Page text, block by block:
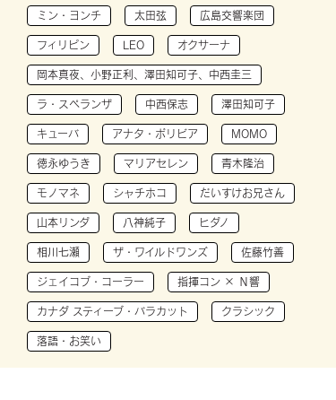
ミン・ヨンチ 太田弦 広島交響楽団
フィリピン LEO オクサーナ
岡本真夜、小野正利、澤田知可子、中西圭三
ラ・スペランザ 中西保志 澤田知可子
キューバ アナタ・ボリビア MOMO
徳永ゆうき マリアセレン 青木隆治
モノマネ シャチホコ だいすけお兄さん
山本リンダ 八神純子 ヒダノ
相川七瀬 ザ・ワイルドワンズ 佐藤竹善
ジェイコブ・コーラー 指揮コン × Ｎ響
カナダ スティーブ・バラカット クラシック
落語・お笑い